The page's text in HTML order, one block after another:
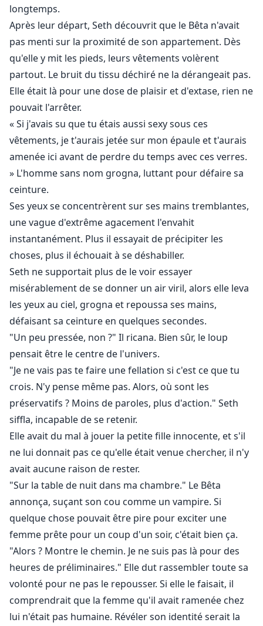
longtemps.
Après leur départ, Seth découvrit que le Bêta n'avait
pas menti sur la proximité de son appartement. Dès
qu'elle y mit les pieds, leurs vêtements volèrent
partout. Le bruit du tissu déchiré ne la dérangeait pas.
Elle était là pour une dose de plaisir et d'extase, rien ne
pouvait l'arrêter.
« Si j'avais su que tu étais aussi sexy sous ces
vêtements, je t'aurais jetée sur mon épaule et t'aurais
amenée ici avant de perdre du temps avec ces verres.
» L'homme sans nom grogna, luttant pour défaire sa
ceinture.
Ses yeux se concentrèrent sur ses mains tremblantes,
une vague d'extrême agacement l'envahit
instantanément. Plus il essayait de précipiter les
choses, plus il échouait à se déshabiller.
Seth ne supportait plus de le voir essayer
misérablement de se donner un air viril, alors elle leva
les yeux au ciel, grogna et repoussa ses mains,
défaisant sa ceinture en quelques secondes.
"Un peu pressée, non ?" Il ricana. Bien sûr, le loup
pensait être le centre de l'univers.
"Je ne vais pas te faire une fellation si c'est ce que tu
crois. N'y pense même pas. Alors, où sont les
préservatifs ? Moins de paroles, plus d'action." Seth
siffla, incapable de se retenir.
Elle avait du mal à jouer la petite fille innocente, et s'il
ne lui donnait pas ce qu'elle était venue chercher, il n'y
avait aucune raison de rester.
"Sur la table de nuit dans ma chambre." Le Bêta
annonça, suçant son cou comme un vampire. Si
quelque chose pouvait être pire pour exciter une
femme prête pour un coup d'un soir, c'était bien ça.
"Alors ? Montre le chemin. Je ne suis pas là pour des
heures de préliminaires." Elle dut rassembler toute sa
volonté pour ne pas le repousser. Si elle le faisait, il
comprendrait que la femme qu'il avait ramenée chez
lui n'était pas humaine. Révéler son identité serait la